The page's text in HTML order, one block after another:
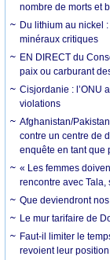
nombre de morts et
Du lithium au nickel
minéraux critiques
EN DIRECT du
paix ou carburant
Cisjordanie : l’ONU
violations
Afghanistan/
contre un centre de
enquête en tant que
« Les femmes
rencontre avec
Que deviendront
Le mur tarifaire de
Faut-il limiter le
revoient leur position